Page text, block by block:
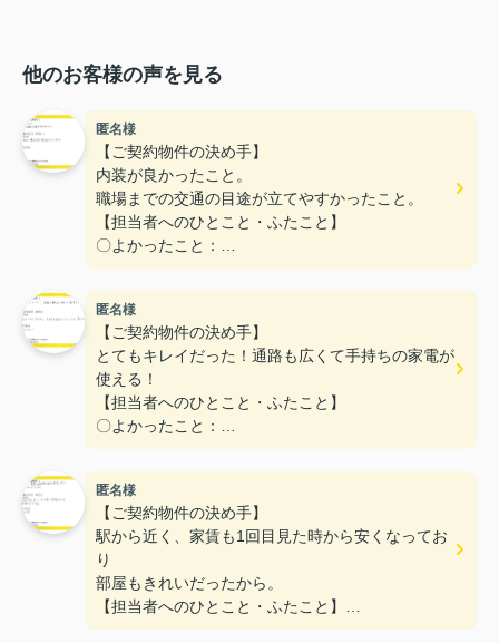
他のお客様の声を見る
匿名様
【ご契約物件の決め手】
内装が良かったこと。
職場までの交通の目途が立てやすかったこと。
【担当者へのひとこと・ふたこと】
〇よかったこと：
こまかい所まで丁寧な対応をありがとうございまし
た。
〇悪かったこと：
匿名様
【ご契約物件の決め手】
とてもキレイだった！通路も広くて手持ちの家電が
使える！
【担当者へのひとこと・ふたこと】
〇よかったこと：
対応がとてもやわらかく、不なれな私たちにとって
とても安心できた。
〇悪かったこと：
とくになし！
匿名様
【ご契約物件の決め手】
駅から近く、家賃も1回目見た時から安くなってお
り
部屋もきれいだったから。
【担当者へのひとこと・ふたこと】
〇よかったこと：